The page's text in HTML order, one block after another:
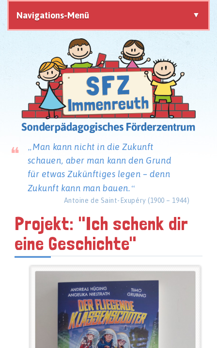
Navigations-Menü
Man kann nicht in die Zukunft
schauen, aber man kann den Grund
für etwas Zukünftiges legen – denn
Zukunft kann man bauen.
Antoine de Saint-Exupéry (1900 – 1944)
Projekt: "Ich schenk dir
eine Geschichte"